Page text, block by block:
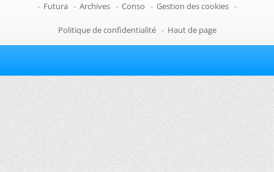
- Futura - Archives - Conso - Gestion des cookies -
Politique de confidentialité - Haut de page